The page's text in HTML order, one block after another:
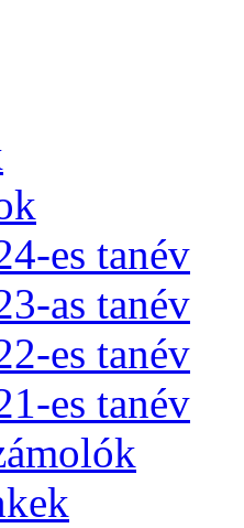
es tanév
as tanév
es tanév
es tanév